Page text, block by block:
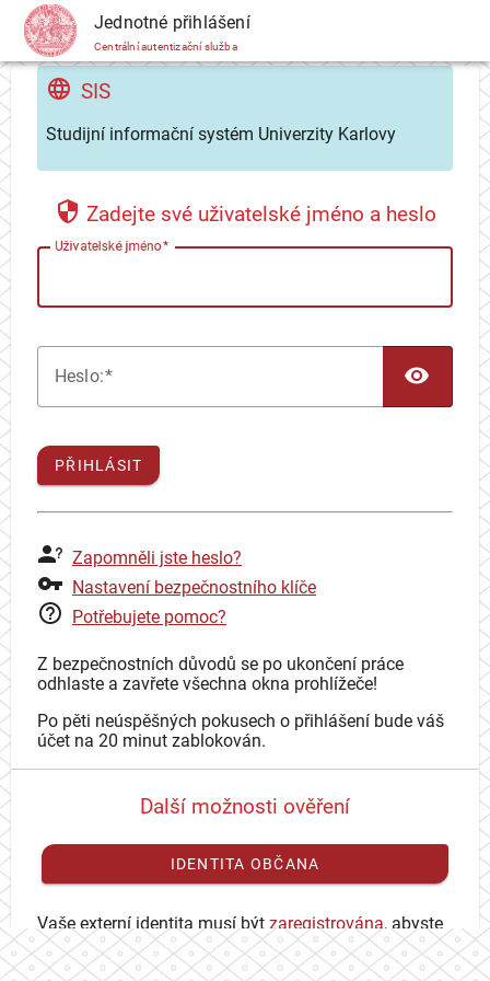
CAS Jednotné přihlášení
Centrální autentizační služba
SIS
Studijní informační systém Univerzity Karlovy
Zadejte své uživatelské jméno a heslo
Uživatelské jméno
Heslo:
PŘIHLÁSIT
Zapomněli jste heslo?
Nastavení bezpečnostního klíče
Potřebujete pomoc?
Z bezpečnostních důvodů se po ukončení práce
odhlaste a zavřete všechna okna prohlížeče!
Po pěti neúspěšných pokusech o přihlášení bude váš
účet na 20 minut zablokován.
Další možnosti ověření
IDENTITA OBČANA
Vaše externí identita musí být zaregistrována, abyste
se mohli přihlásit ke svému CAS účtu.